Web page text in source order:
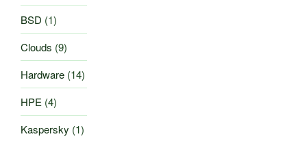
BSD (1)
Clouds (9)
Hardware (14)
HPE (4)
Kaspersky (1)